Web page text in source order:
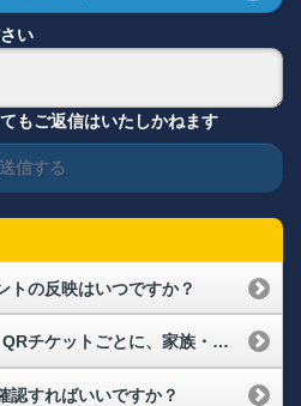
い
もご返信はいたしかねます
送信する
トの反映はいつですか？
購入者が来場しない場合、QRチケットごとに、家族・友人に譲ることはできますか？
認すればいいですか？